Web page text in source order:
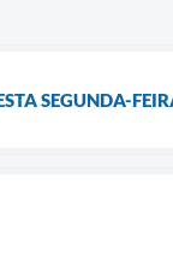
SEGUNDA-